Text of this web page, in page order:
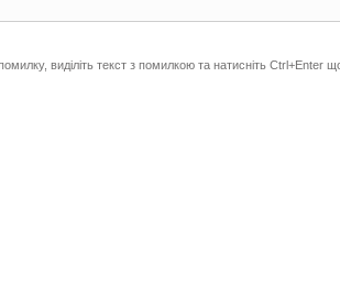
виділіть текст з помилкою та натисніть Ctrl+Enter